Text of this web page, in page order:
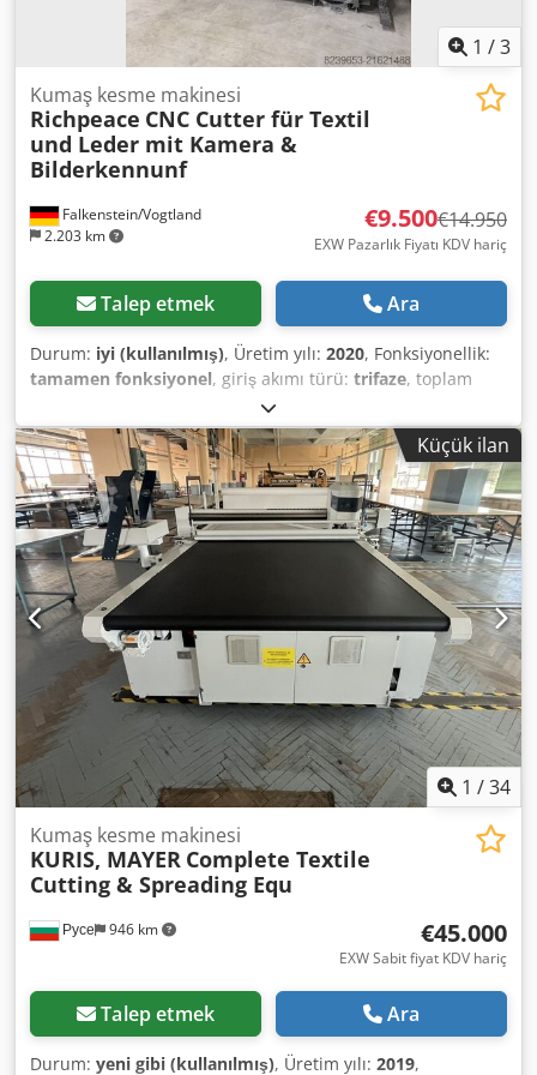
1 /3
Falkenstein/Vogtland
2.203 km
Kumaş kesme makinesi
Richpeace CNC Cutter für Textil
und Leder mit Kamera &
Bilderkennunf
€9.500€14.950
EXW Pazarlık Fiyatı KDV hariç
Talep etmek Ara
Durum: iyi (kullanılmış), Üretim yılı: 2020, Fonksiyonellik:
tamamen fonksiyonel, giriş akımı türü: trifaze, toplam
, toplam uzunluk:
voltajı:400 V, çalışma genişliği:2.000 mm, kesme genişliği
(maks.):
2.000 mm, Kameralı destekli bir CNC kesici
sunuyoruz; bu makine, tekstil ve deri materyallerinde tek
katmanlı kesim için uygundur. Entegre görüntü işleme
sistemi sayesinde, opsiyonel olarak şekiller ve tasarımlar
algılanabilir ve kesin olarak kesilebilir. Makine çok az
kullanılmıştır ve tamamen sorunsuz çalışmaktadır! Djdpjyx
I Duofx Ahcjck
Küçük ilan
1 /34
Русе 946 km
Kumaş kesme makinesi
KURIS, MAYER Complete Textile
Cutting & Spreading Equ
€45.000
EXW Sabit fiyat KDV hariç
Talep etmek Ara
Durum: yeni gibi (kullanılmış), Üretim yılı: 2019,